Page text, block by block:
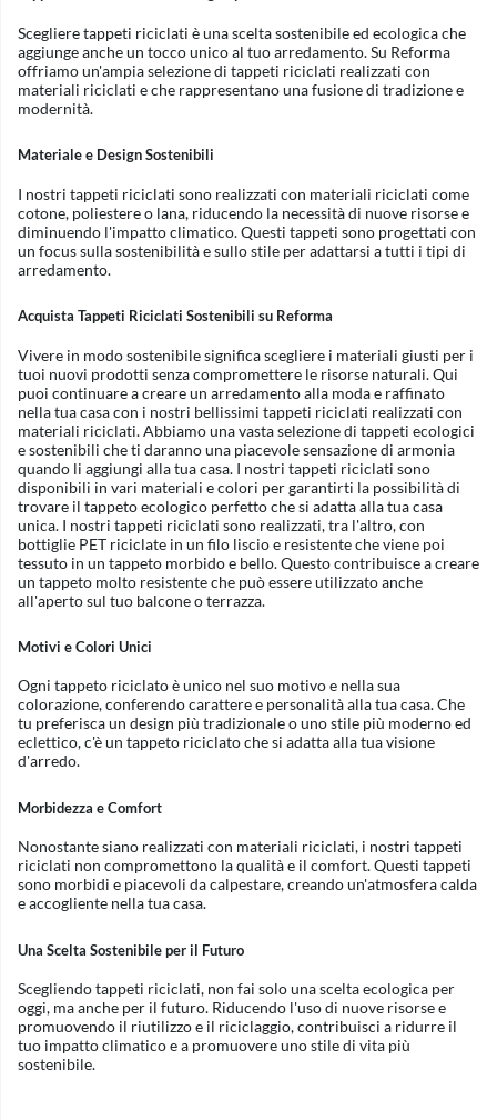
Scegliere tappeti riciclati è una scelta sostenibile ed ecologica che
aggiunge anche un tocco unico al tuo arredamento. Su Reforma
offriamo un'ampia selezione di tappeti riciclati realizzati con
materiali riciclati e che rappresentano una fusione di tradizione e
modernità.
Materiale e Design Sostenibili
I nostri tappeti riciclati sono realizzati con materiali riciclati come
cotone, poliestere o lana, riducendo la necessità di nuove risorse e
diminuendo l'impatto climatico. Questi tappeti sono progettati con
un focus sulla sostenibilità e sullo stile per adattarsi a tutti i tipi di
arredamento.
Acquista Tappeti Riciclati Sostenibili su Reforma
Vivere in modo sostenibile significa scegliere i materiali giusti per i
tuoi nuovi prodotti senza compromettere le risorse naturali. Qui
puoi continuare a creare un arredamento alla moda e raffinato
nella tua casa con i nostri bellissimi tappeti riciclati realizzati con
materiali riciclati. Abbiamo una vasta selezione di tappeti ecologici
e sostenibili che ti daranno una piacevole sensazione di armonia
quando li aggiungi alla tua casa. I nostri tappeti riciclati sono
disponibili in vari materiali e colori per garantirti la possibilità di
trovare il tappeto ecologico perfetto che si adatta alla tua casa
unica. I nostri tappeti riciclati sono realizzati, tra l'altro, con
bottiglie PET riciclate in un filo liscio e resistente che viene poi
tessuto in un tappeto morbido e bello. Questo contribuisce a creare
un tappeto molto resistente che può essere utilizzato anche
all'aperto sul tuo balcone o terrazza.
Motivi e Colori Unici
Ogni tappeto riciclato è unico nel suo motivo e nella sua
colorazione, conferendo carattere e personalità alla tua casa. Che
tu preferisca un design più tradizionale o uno stile più moderno ed
eclettico, c'è un tappeto riciclato che si adatta alla tua visione
d'arredo.
Morbidezza e Comfort
Nonostante siano realizzati con materiali riciclati, i nostri tappeti
riciclati non compromettono la qualità e il comfort. Questi tappeti
sono morbidi e piacevoli da calpestare, creando un'atmosfera calda
e accogliente nella tua casa.
Una Scelta Sostenibile per il Futuro
Scegliendo tappeti riciclati, non fai solo una scelta ecologica per
oggi, ma anche per il futuro. Riducendo l'uso di nuove risorse e
promuovendo il riutilizzo e il riciclaggio, contribuisci a ridurre il
tuo impatto climatico e a promuovere uno stile di vita più
sostenibile.